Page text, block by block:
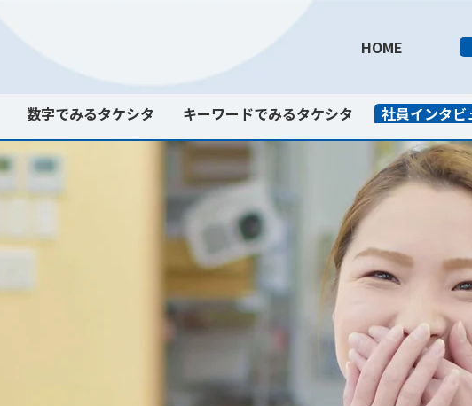
HOME
数字でみるタケシタ キーワードでみるタケシタ 社員インタビ